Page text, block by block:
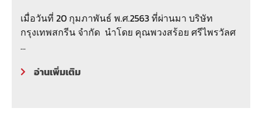
เมื่อวันที่ 20 กุมภาพันธ์ พ.ศ.2563 ที่ผ่านมา บริษัท
กรุงเทพสกรีน จำกัด นำโดย คุณพวงสร้อย ศรีไพรวัลศ
...
อ่านเพิ่มเติม